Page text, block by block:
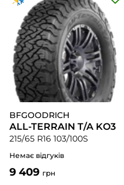
BFGOODRICH
ALL-TERRAIN T/A KO3
215/65 R16 103/100S
Немає відгуків
9 409 грн